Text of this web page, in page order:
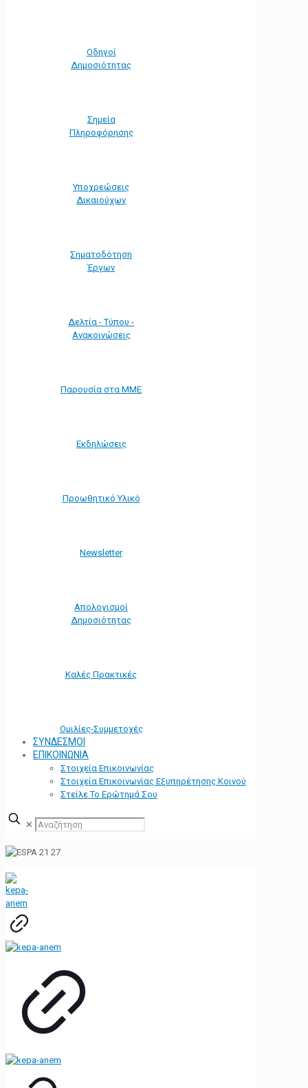
Οδηγοί
Δημοσιότητας
Σημεία
Πληροφόρησης
Υποχρεώσεις
Δικαιούχων
Σηματοδότηση
Έργων
Δελτία - Τύπου -
Ανακοινώσεις
Παρουσία στα ΜΜΕ
Εκδηλώσεις
Προωθητικό Υλικό
Νewsletter
Απολογισμοί
Δημοσιότητας
Καλές Πρακτικές
Ομιλίες-Συμμετοχές
ΣΥΝΔΕΣΜΟΙ
ΕΠΙΚΟΙΝΩΝΙΑ
Στοιχεία Επικοινωνίας
Στοιχεία Επικοινωνίας Εξυπηρέτησης Κοινού
Στείλε Το Ερώτημά Σου
✕